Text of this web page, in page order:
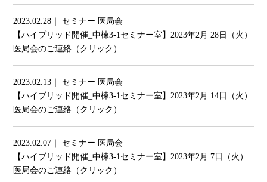
2023.02.28｜ セミナー 医局会
【ハイブリッド開催_中棟3-1セミナー室】2023年2月 28日（火）
医局会のご連絡（クリック）
2023.02.13｜ セミナー 医局会
【ハイブリッド開催_中棟3-1セミナー室】2023年2月 14日（火）
医局会のご連絡（クリック）
2023.02.07｜ セミナー 医局会
【ハイブリッド開催_中棟3-1セミナー室】2023年2月 7日（火）
医局会のご連絡（クリック）